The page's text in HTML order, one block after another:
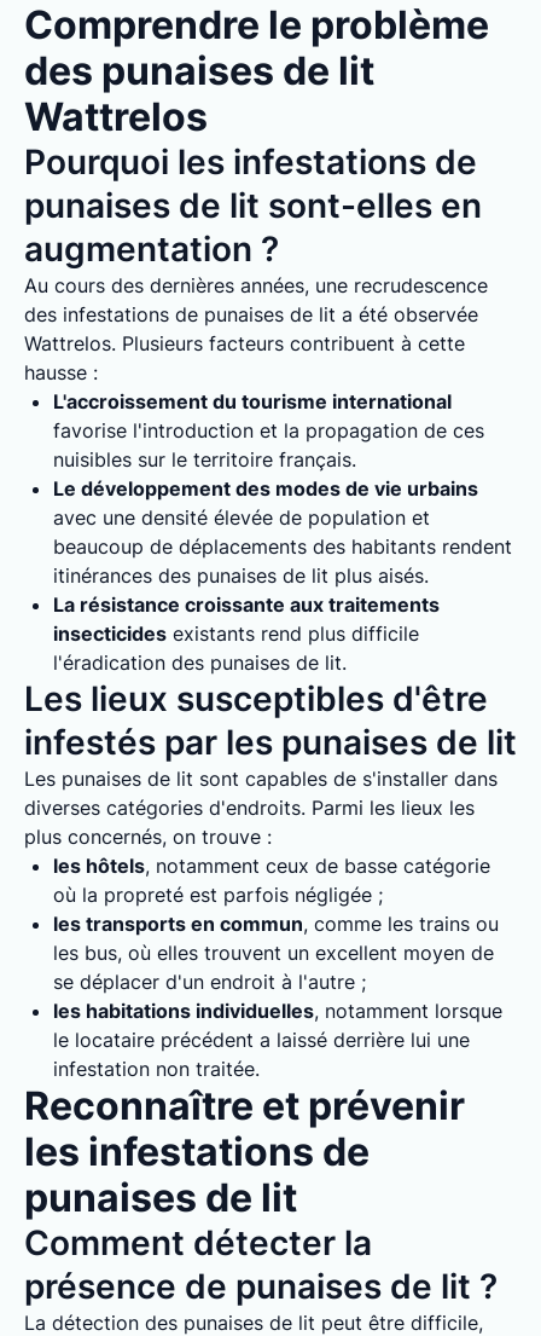
Comprendre le problème
des punaises de lit
Wattrelos
Pourquoi les infestations de
punaises de lit sont-elles en
augmentation ?
Au cours des dernières années, une recrudescence
des infestations de punaises de lit a été observée
Wattrelos. Plusieurs facteurs contribuent à cette
hausse :
L'accroissement du tourisme international
favorise l'introduction et la propagation de ces
nuisibles sur le territoire français.
Le développement des modes de vie urbains
avec une densité élevée de population et
beaucoup de déplacements des habitants rendent
itinérances des punaises de lit plus aisés.
La résistance croissante aux traitements
insecticides existants rend plus difficile
l'éradication des punaises de lit.
Les lieux susceptibles d'être
infestés par les punaises de lit
Les punaises de lit sont capables de s'installer dans
diverses catégories d'endroits. Parmi les lieux les
plus concernés, on trouve :
les hôtels, notamment ceux de basse catégorie
où la propreté est parfois négligée ;
les transports en commun, comme les trains ou
les bus, où elles trouvent un excellent moyen de
se déplacer d'un endroit à l'autre ;
les habitations individuelles, notamment lorsque
le locataire précédent a laissé derrière lui une
infestation non traitée.
Reconnaître et prévenir
les infestations de
punaises de lit
Comment détecter la
présence de punaises de lit ?
La détection des punaises de lit peut être difficile,